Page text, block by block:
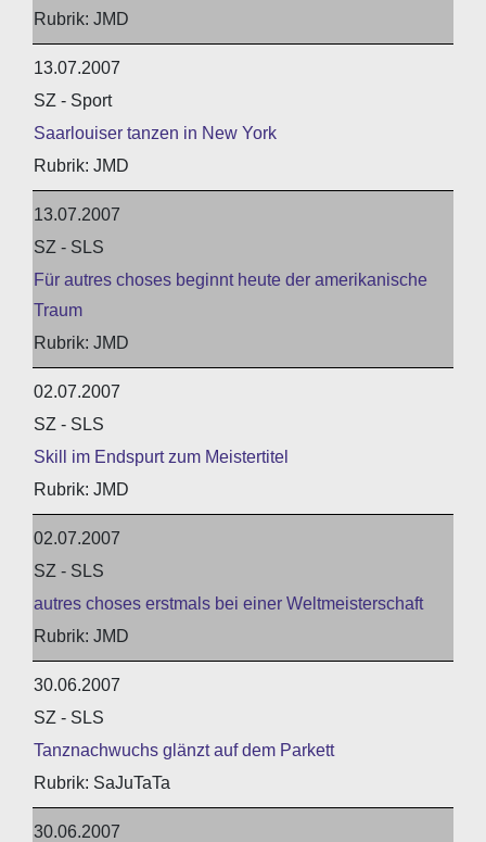
JMD
13.07.2007
SZ - Sport
Saarlouiser tanzen in New York
JMD
13.07.2007
SZ - SLS
Für autres choses beginnt heute der amerikanische
Traum
JMD
02.07.2007
SZ - SLS
Skill im Endspurt zum Meistertitel
JMD
02.07.2007
SZ - SLS
autres choses erstmals bei einer Weltmeisterschaft
JMD
30.06.2007
SZ - SLS
Tanznachwuchs glänzt auf dem Parkett
SaJuTaTa
30.06.2007